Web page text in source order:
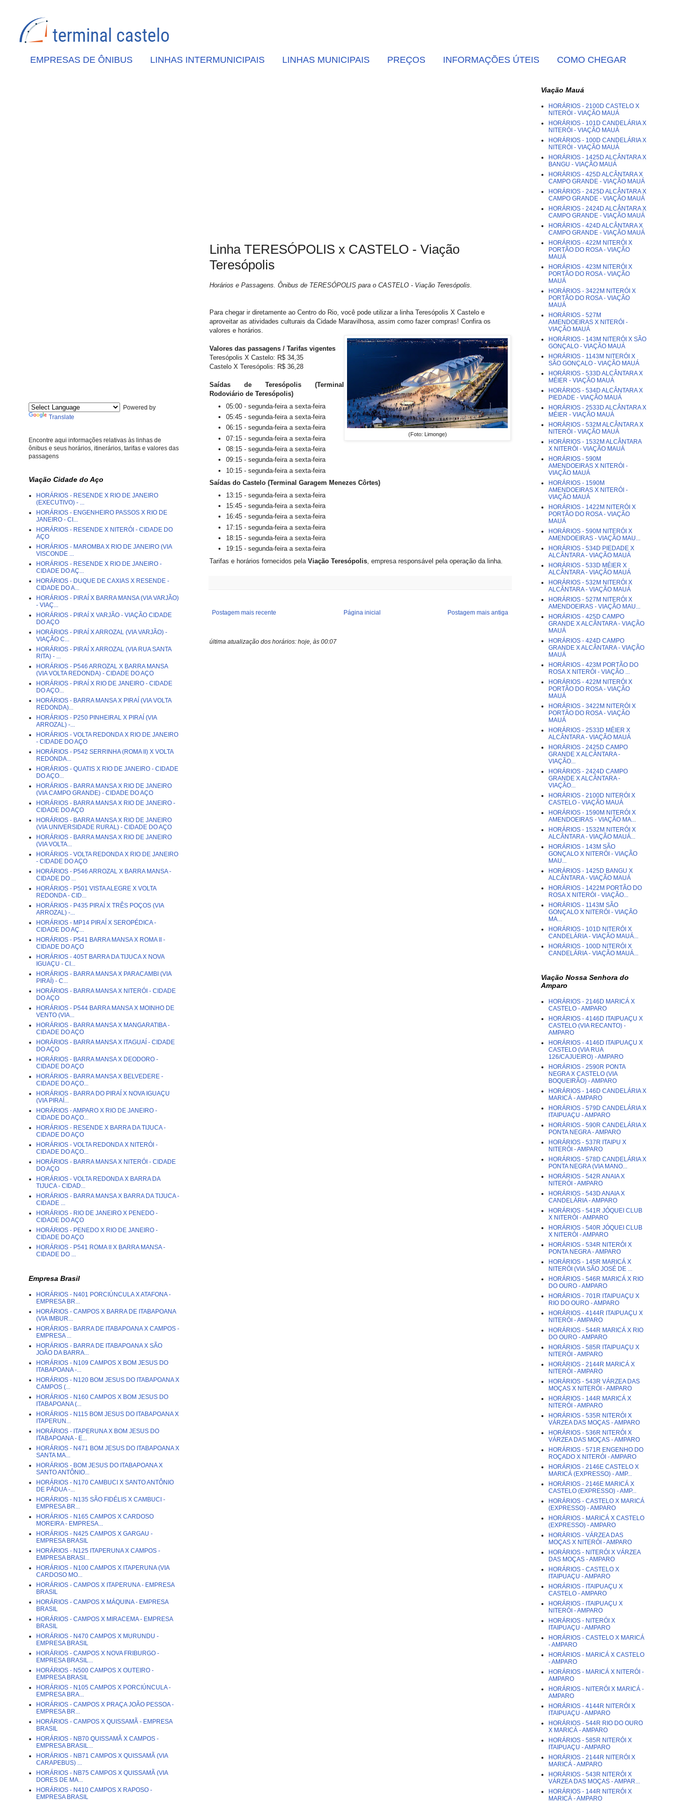
EMPRESAS DE ÔNIBUS LINHAS INTERMUNICIPAIS LINHAS MUNICIPAIS PREÇOS INFORMAÇÕES ÚTEIS COMO CHEGAR
Linha TERESÓPOLIS x CASTELO - Viação
Teresópolis
Horários e Passagens. Ônibus de TERESÓPOLIS para o CASTELO - Viação Teresópolis.
Para chegar ir diretamente ao Centro do Rio, você pode utilizar a linha Teresópolis X Castelo e
aproveitar as atividades culturais da Cidade Maravilhosa, assim como fazer compras! Confira os
valores e horários.
(Foto: Limonge)
Valores das passagens / Tarifas vigentes
Teresópolis X Castelo: R$ 34,35
Castelo X Teresópolis: R$ 36,28
Saídas de Teresópolis (Terminal
Rodoviário de Teresópolis)
05:00 - segunda-feira a sexta-feira
05:45 - segunda-feira a sexta-feira
06:15 - segunda-feira a sexta-feira
07:15 - segunda-feira a sexta-feira
08:15 - segunda-feira a sexta-feira
09:15 - segunda-feira a sexta-feira
10:15 - segunda-feira a sexta-feira
Saídas do Castelo (Terminal Garagem Menezes Côrtes)
13:15 - segunda-feira a sexta-feira
15:45 - segunda-feira a sexta-feira
16:45 - segunda-feira a sexta-feira
17:15 - segunda-feira a sexta-feira
18:15 - segunda-feira a sexta-feira
19:15 - segunda-feira a sexta-feira
Tarifas e horários fornecidos pela Viação Teresópolis , empresa responsável pela operação da linha.
Postagem mais recente Postagem mais antiga
Página inicial
última atualização dos horários: hoje, às 00:07
Powered by
Translate
Encontre aqui informações relativas às linhas de
ônibus e seus horários, itinerários, tarifas e valores das
passagens
Viação Cidade do Aço
HORÁRIOS - RESENDE X RIO DE JANEIRO
(EXECUTIVO) - ...
HORÁRIOS - ENGENHEIRO PASSOS X RIO DE
JANEIRO - CI...
HORÁRIOS - RESENDE X NITERÓI - CIDADE DO
AÇO
HORÁRIOS - MAROMBA X RIO DE JANEIRO (VIA
VISCONDE ...
HORÁRIOS - RESENDE X RIO DE JANEIRO -
CIDADE DO AÇ...
HORÁRIOS - DUQUE DE CAXIAS X RESENDE -
CIDADE DO A...
HORÁRIOS - PIRAÍ X BARRA MANSA (VIA VARJÃO)
- VIAÇ...
HORÁRIOS - PIRAÍ X VARJÃO - VIAÇÃO CIDADE
DO AÇO
HORÁRIOS - PIRAÍ X ARROZAL (VIA VARJÃO) -
VIAÇÃO C...
HORÁRIOS - PIRAÍ X ARROZAL (VIA RUA SANTA
RITA) - ...
HORÁRIOS - P546 ARROZAL X BARRA MANSA
(VIA VOLTA REDONDA) - CIDADE DO AÇO
HORÁRIOS - PIRAÍ X RIO DE JANEIRO - CIDADE
DO AÇO...
HORÁRIOS - BARRA MANSA X PIRAÍ (VIA VOLTA
REDONDA)...
HORÁRIOS - P250 PINHEIRAL X PIRAÍ (VIA
ARROZAL) -...
HORÁRIOS - VOLTA REDONDA X RIO DE JANEIRO
- CIDADE DO AÇO
HORÁRIOS - P542 SERRINHA (ROMA II) X VOLTA
REDONDA...
HORÁRIOS - QUATIS X RIO DE JANEIRO - CIDADE
DO AÇO...
HORÁRIOS - BARRA MANSA X RIO DE JANEIRO
(VIA CAMPO GRANDE) - CIDADE DO AÇO
HORÁRIOS - BARRA MANSA X RIO DE JANEIRO -
CIDADE DO AÇO
HORÁRIOS - BARRA MANSA X RIO DE JANEIRO
(VIA UNIVERSIDADE RURAL) - CIDADE DO AÇO
HORÁRIOS - BARRA MANSA X RIO DE JANEIRO
(VIA VOLTA...
HORÁRIOS - VOLTA REDONDA X RIO DE JANEIRO
- CIDADE DO AÇO
HORÁRIOS - P546 ARROZAL X BARRA MANSA -
CIDADE DO ...
HORÁRIOS - P501 VISTA ALEGRE X VOLTA
REDONDA - CID...
HORÁRIOS - P435 PIRAÍ X TRÊS POÇOS (VIA
ARROZAL) -...
HORÁRIOS - MP14 PIRAÍ X SEROPÉDICA -
CIDADE DO AÇ...
HORÁRIOS - P541 BARRA MANSA X ROMA II -
CIDADE DO AÇO
HORÁRIOS - 405T BARRA DA TIJUCA X NOVA
IGUAÇU - CI...
HORÁRIOS - BARRA MANSA X PARACAMBI (VIA
PIRAÍ) - C...
HORÁRIOS - BARRA MANSA X NITERÓI - CIDADE
DO AÇO
HORÁRIOS - P544 BARRA MANSA X MOINHO DE
VENTO (VIA...
HORÁRIOS - BARRA MANSA X MANGARATIBA -
CIDADE DO AÇO
HORÁRIOS - BARRA MANSA X ITAGUAÍ - CIDADE
DO AÇO
HORÁRIOS - BARRA MANSA X DEODORO -
CIDADE DO AÇO
HORÁRIOS - BARRA MANSA X BELVEDERE -
CIDADE DO AÇO...
HORÁRIOS - BARRA DO PIRAÍ X NOVA IGUAÇU
(VIA PIRAÍ...
HORÁRIOS - AMPARO X RIO DE JANEIRO -
CIDADE DO AÇO...
HORÁRIOS - RESENDE X BARRA DA TIJUCA -
CIDADE DO AÇO
HORÁRIOS - VOLTA REDONDA X NITERÓI -
CIDADE DO AÇO...
HORÁRIOS - BARRA MANSA X NITERÓI - CIDADE
DO AÇO
HORÁRIOS - VOLTA REDONDA X BARRA DA
TIJUCA - CIDAD...
HORÁRIOS - BARRA MANSA X BARRA DA TIJUCA -
CIDADE ...
HORÁRIOS - RIO DE JANEIRO X PENEDO -
CIDADE DO AÇO
HORÁRIOS - PENEDO X RIO DE JANEIRO -
CIDADE DO AÇO
HORÁRIOS - P541 ROMA II X BARRA MANSA -
CIDADE DO ...
Empresa Brasil
HORÁRIOS - N401 PORCIÚNCULA X ATAFONA -
EMPRESA BR...
HORÁRIOS - CAMPOS X BARRA DE ITABAPOANA
(VIA IMBUR...
HORÁRIOS - BARRA DE ITABAPOANA X CAMPOS -
EMPRESA ...
HORÁRIOS - BARRA DE ITABAPOANA X SÃO
JOÃO DA BARRA...
HORÁRIOS - N109 CAMPOS X BOM JESUS DO
ITABAPOANA -...
HORÁRIOS - N120 BOM JESUS DO ITABAPOANA X
CAMPOS (...
HORÁRIOS - N160 CAMPOS X BOM JESUS DO
ITABAPOANA (...
HORÁRIOS - N115 BOM JESUS DO ITABAPOANA X
ITAPERUN...
HORÁRIOS - ITAPERUNA X BOM JESUS DO
ITABAPOANA - E...
HORÁRIOS - N471 BOM JESUS DO ITABAPOANA X
SANTA MA...
HORÁRIOS - BOM JESUS DO ITABAPOANA X
SANTO ANTÔNIO...
HORÁRIOS - N170 CAMBUCI X SANTO ANTÔNIO
DE PÁDUA -...
HORÁRIOS - N135 SÃO FIDÉLIS X CAMBUCI -
EMPRESA BR...
HORÁRIOS - N165 CAMPOS X CARDOSO
MOREIRA - EMPRESA...
HORÁRIOS - N425 CAMPOS X GARGAU -
EMPRESA BRASIL
HORÁRIOS - N125 ITAPERUNA X CAMPOS -
EMPRESA BRASI...
HORÁRIOS - N100 CAMPOS X ITAPERUNA (VIA
CARDOSO MO...
HORÁRIOS - CAMPOS X ITAPERUNA - EMPRESA
BRASIL
HORÁRIOS - CAMPOS X MÁQUINA - EMPRESA
BRASIL
HORÁRIOS - CAMPOS X MIRACEMA - EMPRESA
BRASIL
HORÁRIOS - N470 CAMPOS X MURUNDU -
EMPRESA BRASIL
HORÁRIOS - CAMPOS X NOVA FRIBURGO -
EMPRESA BRASIL...
HORÁRIOS - N500 CAMPOS X OUTEIRO -
EMPRESA BRASIL
HORÁRIOS - N105 CAMPOS X PORCIÚNCULA -
EMPRESA BRA...
HORÁRIOS - CAMPOS X PRAÇA JOÃO PESSOA -
EMPRESA BR...
HORÁRIOS - CAMPOS X QUISSAMÃ - EMPRESA
BRASIL
HORÁRIOS - NB70 QUISSAMÃ X CAMPOS -
EMPRESA BRASIL...
HORÁRIOS - NB71 CAMPOS X QUISSAMÃ (VIA
CARAPEBUS) ...
HORÁRIOS - NB75 CAMPOS X QUISSAMÃ (VIA
DORES DE MA...
HORÁRIOS - N410 CAMPOS X RAPOSO -
EMPRESA BRASIL
Viação Mauá
HORÁRIOS - 2100D CASTELO X
NITERÓI - VIAÇÃO MAUÁ
HORÁRIOS - 101D CANDELÁRIA X
NITERÓI - VIAÇÃO MAUÁ
HORÁRIOS - 100D CANDELÁRIA X
NITERÓI - VIAÇÃO MAUÁ
HORÁRIOS - 1425D ALCÂNTARA X
BANGU - VIAÇÃO MAUÁ
HORÁRIOS - 425D ALCÂNTARA X
CAMPO GRANDE - VIAÇÃO MAUÁ
HORÁRIOS - 2425D ALCÂNTARA X
CAMPO GRANDE - VIAÇÃO MAUÁ
HORÁRIOS - 2424D ALCÂNTARA X
CAMPO GRANDE - VIAÇÃO MAUÁ
HORÁRIOS - 424D ALCÂNTARA X
CAMPO GRANDE - VIAÇÃO MAUÁ
HORÁRIOS - 422M NITERÓI X
PORTÃO DO ROSA - VIAÇÃO
MAUÁ
HORÁRIOS - 423M NITERÓI X
PORTÃO DO ROSA - VIAÇÃO
MAUÁ
HORÁRIOS - 3422M NITERÓI X
PORTÃO DO ROSA - VIAÇÃO
MAUÁ
HORÁRIOS - 527M
AMENDOEIRAS X NITERÓI -
VIAÇÃO MAUÁ
HORÁRIOS - 143M NITERÓI X SÃO
GONÇALO - VIAÇÃO MAUÁ
HORÁRIOS - 1143M NITERÓI X
SÃO GONÇALO - VIAÇÃO MAUÁ
HORÁRIOS - 533D ALCÂNTARA X
MÉIER - VIAÇÃO MAUÁ
HORÁRIOS - 534D ALCÂNTARA X
PIEDADE - VIAÇÃO MAUÁ
HORÁRIOS - 2533D ALCÂNTARA X
MÉIER - VIAÇÃO MAUÁ
HORÁRIOS - 532M ALCÂNTARA X
NITERÓI - VIAÇÃO MAUÁ
HORÁRIOS - 1532M ALCÂNTARA
X NITERÓI - VIAÇÃO MAUÁ
HORÁRIOS - 590M
AMENDOEIRAS X NITERÓI -
VIAÇÃO MAUÁ
HORÁRIOS - 1590M
AMENDOEIRAS X NITERÓI -
VIAÇÃO MAUÁ
HORÁRIOS - 1422M NITERÓI X
PORTÃO DO ROSA - VIAÇÃO
MAUÁ
HORÁRIOS - 590M NITERÓI X
AMENDOEIRAS - VIAÇÃO MAU...
HORÁRIOS - 534D PIEDADE X
ALCÂNTARA - VIAÇÃO MAUÁ
HORÁRIOS - 533D MÉIER X
ALCÂNTARA - VIAÇÃO MAUÁ
HORÁRIOS - 532M NITERÓI X
ALCÂNTARA - VIAÇÃO MAUÁ
HORÁRIOS - 527M NITERÓI X
AMENDOEIRAS - VIAÇÃO MAU...
HORÁRIOS - 425D CAMPO
GRANDE X ALCÂNTARA - VIAÇÃO
MAUÁ
HORÁRIOS - 424D CAMPO
GRANDE X ALCÂNTARA - VIAÇÃO
MAUÁ
HORÁRIOS - 423M PORTÃO DO
ROSA X NITERÓI - VIAÇÃO ...
HORÁRIOS - 422M NITERÓI X
PORTÃO DO ROSA - VIAÇÃO
MAUÁ
HORÁRIOS - 3422M NITERÓI X
PORTÃO DO ROSA - VIAÇÃO
MAUÁ
HORÁRIOS - 2533D MÉIER X
ALCÂNTARA - VIAÇÃO MAUÁ
HORÁRIOS - 2425D CAMPO
GRANDE X ALCÂNTARA -
VIAÇÃO...
HORÁRIOS - 2424D CAMPO
GRANDE X ALCÂNTARA -
VIAÇÃO...
HORÁRIOS - 2100D NITERÓI X
CASTELO - VIAÇÃO MAUÁ
HORÁRIOS - 1590M NITERÓI X
AMENDOEIRAS - VIAÇÃO MA...
HORÁRIOS - 1532M NITERÓI X
ALCÂNTARA - VIAÇÃO MAUÁ...
HORÁRIOS - 143M SÃO
GONÇALO X NITERÓI - VIAÇÃO
MAU...
HORÁRIOS - 1425D BANGU X
ALCÂNTARA - VIAÇÃO MAUÁ
HORÁRIOS - 1422M PORTÃO DO
ROSA X NITERÓI - VIAÇÃO...
HORÁRIOS - 1143M SÃO
GONÇALO X NITERÓI - VIAÇÃO
MA...
HORÁRIOS - 101D NITERÓI X
CANDELÁRIA - VIAÇÃO MAUÁ...
HORÁRIOS - 100D NITERÓI X
CANDELÁRIA - VIAÇÃO MAUÁ...
Viação Nossa Senhora do
Amparo
HORÁRIOS - 2146D MARICÁ X
CASTELO - AMPARO
HORÁRIOS - 4146D ITAIPUAÇU X
CASTELO (VIA RECANTO) -
AMPARO
HORÁRIOS - 4146D ITAIPUAÇU X
CASTELO (VIA RUA
126/CAJUEIRO) - AMPARO
HORÁRIOS - 2590R PONTA
NEGRA X CASTELO (VIA
BOQUEIRÃO) - AMPARO
HORÁRIOS - 146D CANDELÁRIA X
MARICÁ - AMPARO
HORÁRIOS - 579D CANDELÁRIA X
ITAIPUAÇU - AMPARO
HORÁRIOS - 590R CANDELÁRIA X
PONTA NEGRA - AMPARO
HORÁRIOS - 537R ITAIPU X
NITERÓI - AMPARO
HORÁRIOS - 578D CANDELÁRIA X
PONTA NEGRA (VIA MANO...
HORÁRIOS - 542R ANAIA X
NITERÓI - AMPARO
HORÁRIOS - 543D ANAIA X
CANDELÁRIA - AMPARO
HORÁRIOS - 541R JÓQUEI CLUB
X NITERÓI - AMPARO
HORÁRIOS - 540R JÓQUEI CLUB
X NITERÓI - AMPARO
HORÁRIOS - 534R NITERÓI X
PONTA NEGRA - AMPARO
HORÁRIOS - 145R MARICÁ X
NITERÓI (VIA SÃO JOSÉ DE ...
HORÁRIOS - 546R MARICÁ X RIO
DO OURO - AMPARO
HORÁRIOS - 701R ITAIPUAÇU X
RIO DO OURO - AMPARO
HORÁRIOS - 4144R ITAIPUAÇU X
NITERÓI - AMPARO
HORÁRIOS - 544R MARICÁ X RIO
DO OURO - AMPARO
HORÁRIOS - 585R ITAIPUAÇU X
NITERÓI - AMPARO
HORÁRIOS - 2144R MARICÁ X
NITERÓI - AMPARO
HORÁRIOS - 543R VÁRZEA DAS
MOÇAS X NITERÓI - AMPARO
HORÁRIOS - 144R MARICÁ X
NITERÓI - AMPARO
HORÁRIOS - 535R NITERÓI X
VÁRZEA DAS MOÇAS - AMPARO
HORÁRIOS - 536R NITERÓI X
VÁRZEA DAS MOÇAS - AMPARO
HORÁRIOS - 571R ENGENHO DO
ROÇADO X NITERÓI - AMPARO
HORÁRIOS - 2146E CASTELO X
MARICÁ (EXPRESSO) - AMP...
HORÁRIOS - 2146E MARICÁ X
CASTELO (EXPRESSO) - AMP...
HORÁRIOS - CASTELO X MARICÁ
(EXPRESSO) - AMPARO
HORÁRIOS - MARICÁ X CASTELO
(EXPRESSO) - AMPARO
HORÁRIOS - VÁRZEA DAS
MOÇAS X NITERÓI - AMPARO
HORÁRIOS - NITERÓI X VÁRZEA
DAS MOÇAS - AMPARO
HORÁRIOS - CASTELO X
ITAIPUAÇU - AMPARO
HORÁRIOS - ITAIPUAÇU X
CASTELO - AMPARO
HORÁRIOS - ITAIPUAÇU X
NITERÓI - AMPARO
HORÁRIOS - NITERÓI X
ITAIPUAÇU - AMPARO
HORÁRIOS - CASTELO X MARICÁ
- AMPARO
HORÁRIOS - MARICÁ X CASTELO
- AMPARO
HORÁRIOS - MARICÁ X NITERÓI -
AMPARO
HORÁRIOS - NITERÓI X MARICÁ -
AMPARO
HORÁRIOS - 4144R NITERÓI X
ITAIPUAÇU - AMPARO
HORÁRIOS - 544R RIO DO OURO
X MARICÁ - AMPARO
HORÁRIOS - 585R NITERÓI X
ITAIPUAÇU - AMPARO
HORÁRIOS - 2144R NITERÓI X
MARICÁ - AMPARO
HORÁRIOS - 543R NITERÓI X
VÁRZEA DAS MOÇAS - AMPAR...
HORÁRIOS - 144R NITERÓI X
MARICÁ - AMPARO